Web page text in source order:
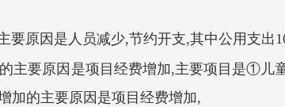
原因是人员减少,节约开支,其中公用支出
主要原因是项目经费增加,主要项目是①
加的主要原因是项目经费增加,